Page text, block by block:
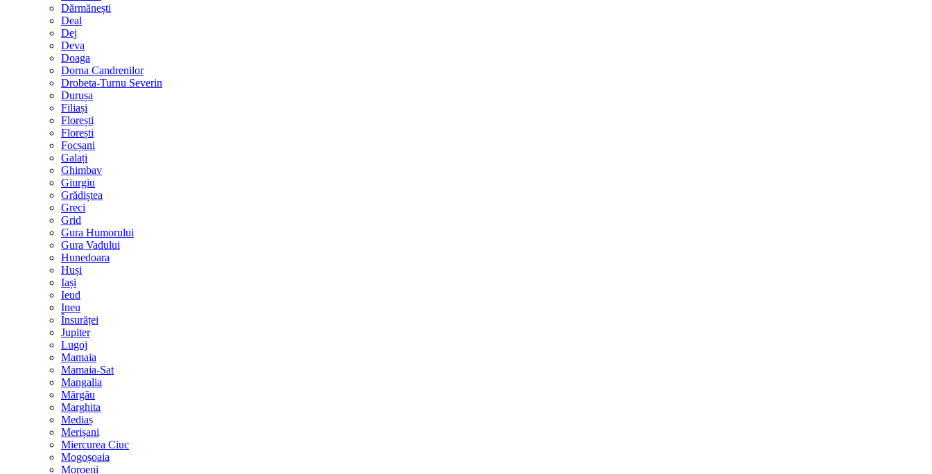
Dărmănești
Deal
Dej
Deva
Doaga
Dorna Candrenilor
Drobeta-Turnu Severin
Durușa
Filiași
Florești
Florești
Focșani
Galați
Ghimbav
Giurgiu
Grădiștea
Greci
Grid
Gura Humorului
Gura Vadului
Hunedoara
Huși
Iași
Ieud
Ineu
Însurăței
Jupiter
Lugoj
Mamaia
Mamaia-Sat
Mangalia
Mărgău
Marghita
Mediaș
Merișani
Miercurea Ciuc
Mogoșoaia
Moroeni